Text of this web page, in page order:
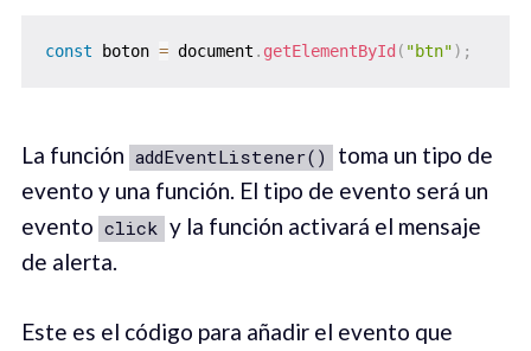
const boton = document . getElementById ( "btn") ;
La función addEventListener()
toma un tipo de
evento y una función. El tipo de evento será un
evento click y la función activará el mensaje
de alerta.
Este es el código para añadir el evento que